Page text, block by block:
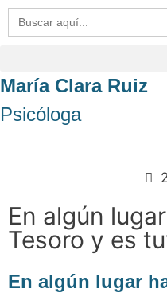
Buscar:
María Clara Ruiz
Psicóloga
En algún
Tesoro y es
En algún lugar